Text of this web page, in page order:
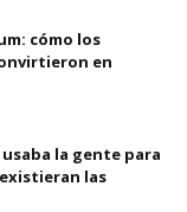
cómo los
en
la gente para
las